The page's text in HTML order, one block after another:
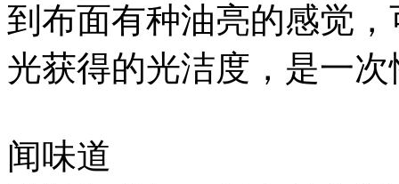
到布面有种油亮的感觉
光获得的光洁度，是一
闻味道